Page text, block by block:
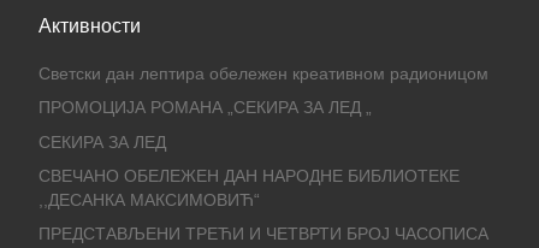
Активности
Светски дан лептира обележен креативном радионицом
ПРОМОЦИЈА РОМАНА „СЕКИРА ЗА ЛЕД „
СЕКИРА ЗА ЛЕД
СВЕЧАНО ОБЕЛЕЖЕН ДАН НАРОДНЕ БИБЛИОТЕКЕ
,,ДЕСАНКА МАКСИМОВИЋ“
ПРЕДСТАВЉЕНИ ТРЕЋИ И ЧЕТВРТИ БРОЈ ЧАСОПИСА